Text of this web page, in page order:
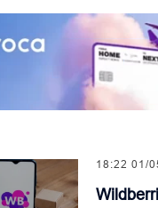
18:22 01/
Ֆասթ Բանկը
առաջարկները